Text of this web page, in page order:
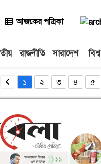
আজকের পত্রিকা
রাজনীতি সারাদেশ বিশ্ব
১ ২ ৩ ৪ ৫